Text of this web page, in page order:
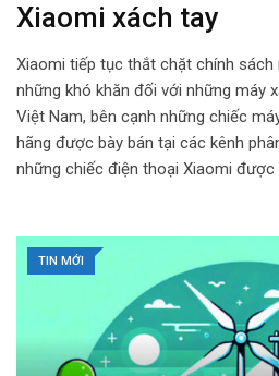
Xiaomi xách tay
Xiaomi tiếp tục thắt chặt chính
những khó khăn đối với những máy
Việt Nam, bên cạnh những chiếc
hãng được bày bán tại các kênh
những chiếc điện thoại Xiaomi
TIN MỚI